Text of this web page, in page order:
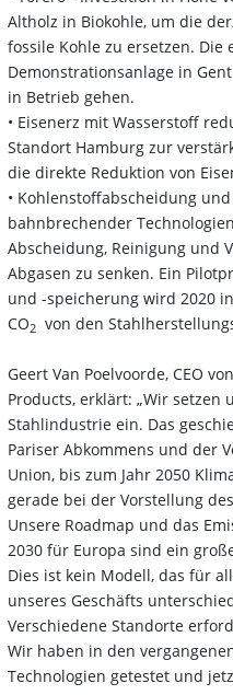
Altholz in Biokohle, um die
fossile Kohle zu ersetzen. Die
Demonstrationsanlage in
in Betrieb gehen.
• Eisenerz mit Wasserstoff
Standort Hamburg zur
die direkte Reduktion von
• Kohlenstoffabscheidung
bahnbrechender
Abscheidung, Reinigung und
Abgasen zu senken. Ein
und -speicherung wird 2020
CO2 von den
Geert Van Poelvoorde, CEO
Products, erklärt: „Wir
Stahlindustrie ein. Das
Pariser Abkommens und der
Union, bis zum Jahr 2050
gerade bei der Vorstellung
Unsere Roadmap und das
2030 für Europa sind ein
Dies ist kein Modell, das für
unseres Geschäfts
Verschiedene Standorte
Wir haben in den
Technologien getestet und